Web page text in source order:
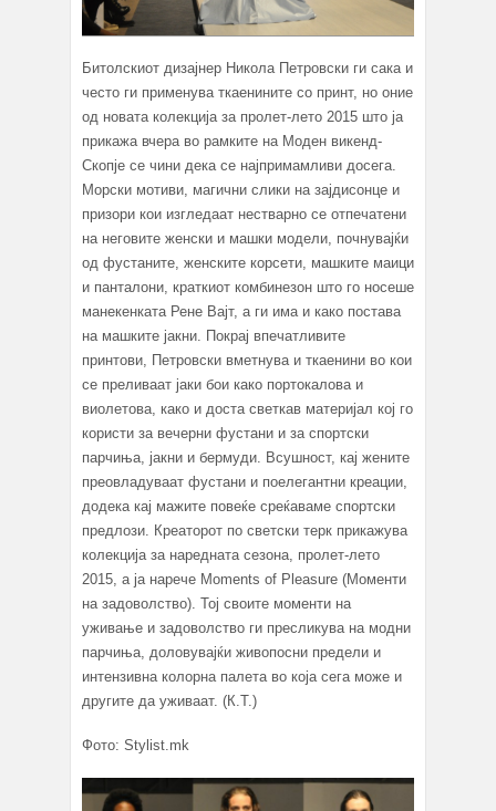
Битолскиот дизајнер Никола Петровски ги сака и
често ги применува ткаенините со принт, но оние
од новата колекција за пролет-лето 2015 што ја
прикажа вчера во рамките на Моден викенд-
Скопје се чини дека се најпримамливи досега.
Морски мотиви, магични слики на зајдисонце и
призори кои изгледаат нестварно се отпечатени
на неговите женски и машки модели, почнувајќи
од фустаните, женските корсети, машките маици
и панталони, краткиот комбинезон што го носеше
манекенката Рене Вајт, а ги има и како постава
на машките јакни. Покрај впечатливите
принтови, Петровски вметнува и ткаенини во кои
се преливаат јаки бои како портокалова и
виолетова, како и доста светкав материјал кој го
користи за вечерни фустани и за спортски
парчиња, јакни и бермуди. Всушност, кај жените
преовладуваат фустани и поелегантни креации,
додека кај мажите повеќе среќаваме спортски
предлози. Креаторот по светски терк прикажува
колекција за наредната сезона, пролет-лето
2015, а ја нарече Moments of Pleasure (Моменти
на задоволство). Тој своите моменти на
уживање и задоволство ги пресликува на модни
парчиња, доловувајќи живопосни предели и
интензивна колорна палета во која сега може и
другите да уживаат. (К.Т.)
Фото: Stylist.mk